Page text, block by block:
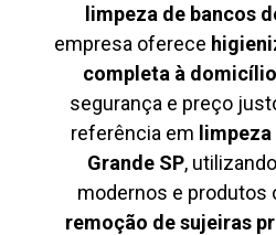
limpeza de bancos
empresa oferece
completa à domicílio
segurança e preço
referência em
Grande SP,
modernos e produtos
remoção de sujeiras